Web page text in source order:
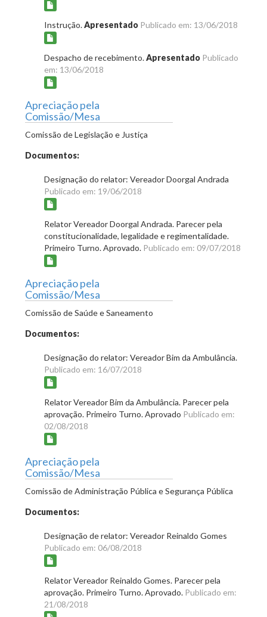
Instrução.Apresentado Publicado em: 13/06/2018
Despacho de recebimento.Apresentado Publicado
em: 13/06/2018
Apreciação pela
Comissão/Mesa
Comissão de Legislação e Justiça
Documentos:
Designação do relator: Vereador Doorgal Andrada
Publicado em: 19/06/2018
Relator Vereador Doorgal Andrada. Parecer pela
constitucionalidade, legalidade e regimentalidade.
Primeiro Turno. Aprovado. Publicado em: 09/07/2018
Apreciação pela
Comissão/Mesa
Comissão de Saúde e Saneamento
Documentos:
Designação do relator: Vereador Bim da Ambulância.
Publicado em: 16/07/2018
Relator Vereador Bim da Ambulância. Parecer pela
aprovação. Primeiro Turno. Aprovado Publicado em:
02/08/2018
Apreciação pela
Comissão/Mesa
Comissão de Administração Pública e Segurança Pública
Documentos:
Designação de relator: Vereador Reinaldo Gomes
Publicado em: 06/08/2018
Relator Vereador Reinaldo Gomes. Parecer pela
aprovação. Primeiro Turno. Aprovado. Publicado em:
21/08/2018